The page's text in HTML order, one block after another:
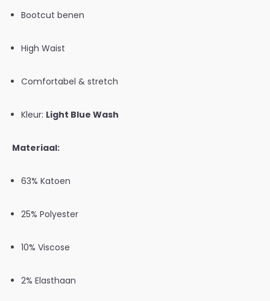
Bootcut benen
High Waist
Comfortabel & stretch
Kleur: Light Blue Wash
Materiaal:
63% Katoen
25% Polyester
10% Viscose
2% Elasthaan